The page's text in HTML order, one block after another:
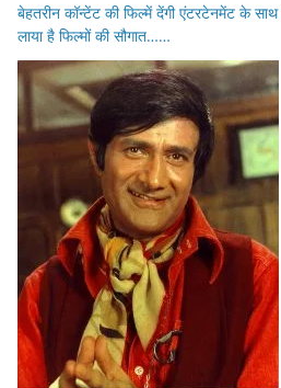
बेहतरीन कॉन्टेंट की फिल्में देंगी एंटरटेनमेंट के
लाया है फिल्मों की सौगात……